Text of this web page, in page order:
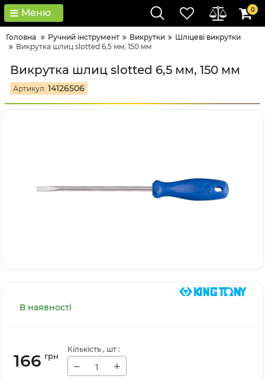
Меню 0
Головна Ручний інструмент Викрутки
Шліцеві викрутки
Викрутка шлиц slotted 6,5 мм, 150 мм
Викрутка шлиц slotted 6,5 мм, 150 мм
Артикул: 14126506
В наявності
166 грн
Кількість , шт :
− +